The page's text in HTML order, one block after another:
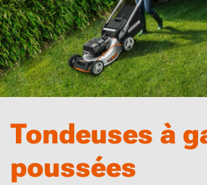
Tondeuses à
poussées